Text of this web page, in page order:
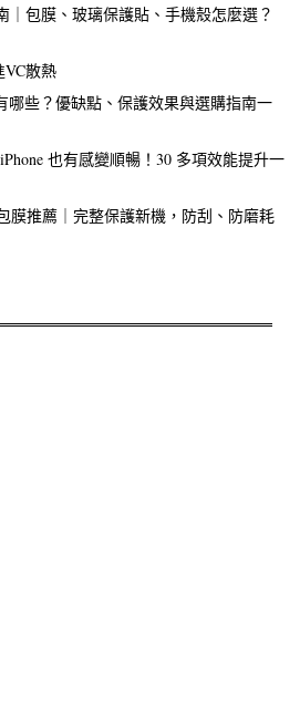
｜包膜、玻璃保護貼、手機殼怎麼選？
VC散熱
哪些？優缺點、保護效果與選購指南一
也有感變順暢！30 多項效能提升一
膜推薦｜完整保護新機，防刮、防磨耗